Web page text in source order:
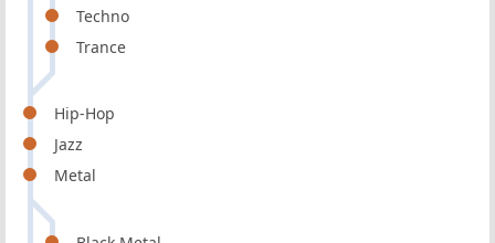
Techno
Trance
Hip-Hop
Jazz
Metal